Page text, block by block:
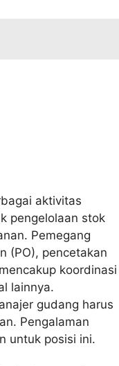
aktivitas
pengelolaan stok
Pemegang
(PO), pencetakan
koordinasi
lainnya.
gudang harus
Pengalaman
untuk posisi ini.